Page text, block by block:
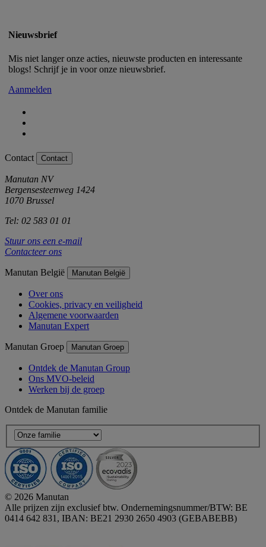
Nieuwsbrief
Mis niet langer onze acties, nieuwste producten en interessante
blogs! Schrijf je in voor onze nieuwsbrief.
Aanmelden
Contact Contact
Manutan NV
Bergensesteenweg 1424
1070 Brussel
Tel: 02 583 01 01
Stuur ons een e-mail
Contacteer ons
Manutan België Manutan België
Over ons
Cookies, privacy en veiligheid
Algemene voorwaarden
Manutan Expert
Manutan Groep Manutan Groep
Ontdek de Manutan Group
Ons MVO-beleid
Werken bij de groep
Ontdek de Manutan familie
© 2026 Manutan
Alle prijzen zijn exclusief btw. Ondernemingsnummer/BTW: BE
0414 642 831, IBAN: BE21 2930 2650 4903 (GEBABEBB)